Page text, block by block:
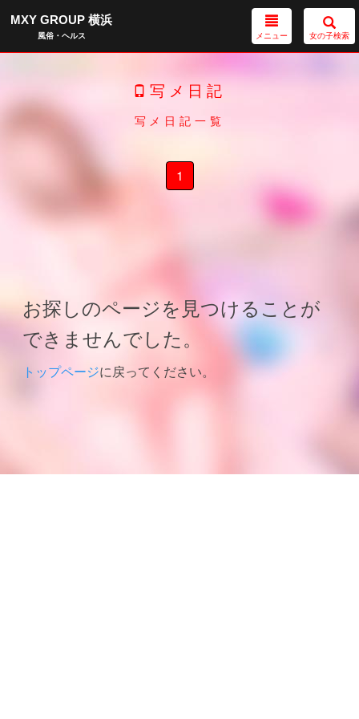
女の子検索
メニュー
MXY GROUP 横浜
風俗・ヘルス
写メ日記
写メ日記一覧
1
お探しのページを見つけることが
できませんでした。
トップページに戻ってください。